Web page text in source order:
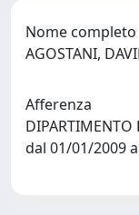
Nome completo
AGOSTANI,
Afferenza
DIPARTIMENTO
dal 01/01/2009